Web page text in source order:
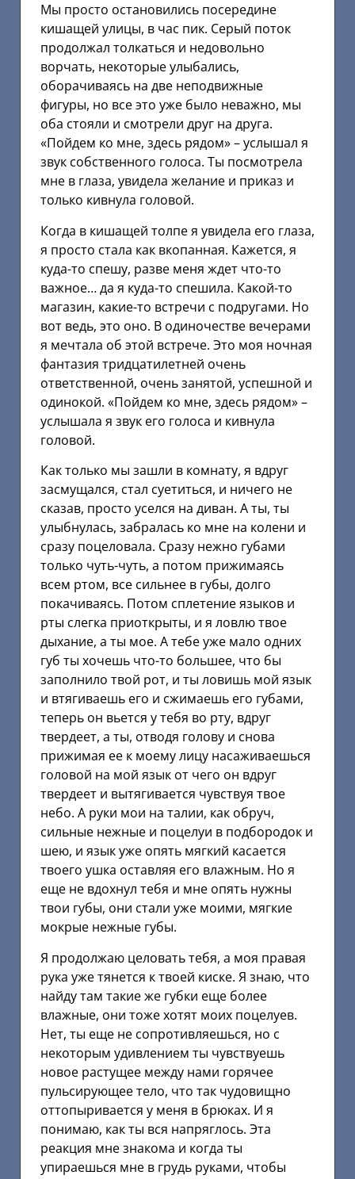
Мы просто остановились посередине
кишащей улицы, в час пик. Серый поток
продолжал толкаться и недовольно
ворчать, некоторые улыбались,
оборачиваясь на две неподвижные
фигуры, но все это уже было неважно, мы
оба стояли и смотрели друг на друга.
«Пойдем ко мне, здесь рядом» – услышал я
звук собственного голоса. Ты посмотрела
мне в глаза, увидела желание и приказ и
только кивнула головой.
Когда в кишащей толпе я увидела его глаза,
я просто стала как вкопанная. Кажется, я
куда-то спешу, разве меня ждет что-то
важное… да я куда-то спешила. Какой-то
магазин, какие-то встречи с подругами. Но
вот ведь, это оно. В одиночестве вечерами
я мечтала об этой встрече. Это моя ночная
фантазия тридцатилетней очень
ответственной, очень занятой, успешной и
одинокой. «Пойдем ко мне, здесь рядом» –
услышала я звук его голоса и кивнула
головой.
Как только мы зашли в комнату, я вдруг
засмущался, стал суетиться, и ничего не
сказав, просто уселся на диван. А ты, ты
улыбнулась, забралась ко мне на колени и
сразу поцеловала. Сразу нежно губами
только чуть-чуть, а потом прижимаясь
всем ртом, все сильнее в губы, долго
покачиваясь. Потом сплетение языков и
рты слегка приоткрыты, и я ловлю твое
дыхание, а ты мое. А тебе уже мало одних
губ ты хочешь что-то большее, что бы
заполнило твой рот, и ты ловишь мой язык
и втягиваешь его и сжимаешь его губами,
теперь он вьется у тебя во рту, вдруг
твердеет, а ты, отводя голову и снова
прижимая ее к моему лицу насаживаешься
головой на мой язык от чего он вдруг
твердеет и вытягивается чувствуя твое
небо. А руки мои на талии, как обруч,
сильные нежные и поцелуи в подбородок и
шею, и язык уже опять мягкий касается
твоего ушка оставляя его влажным. Но я
еще не вдохнул тебя и мне опять нужны
твои губы, они стали уже моими, мягкие
мокрые нежные губы.
Я продолжаю целовать тебя, а моя правая
рука уже тянется к твоей киске. Я знаю, что
найду там такие же губки еще более
влажные, они тоже хотят моих поцелуев.
Нет, ты еще не сопротивляешься, но с
некоторым удивлением ты чувствуешь
новое растущее между нами горячее
пульсирующее тело, что так чудовищно
оттопыривается у меня в брюках. И я
понимаю, как ты вся напряглось. Эта
реакция мне знакома и когда ты
упираешься мне в грудь руками, чтобы